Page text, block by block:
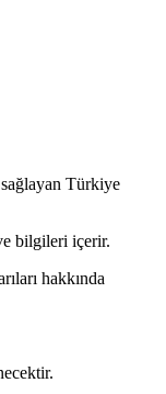
Türkiye
bilgileri içerir.
hakkında